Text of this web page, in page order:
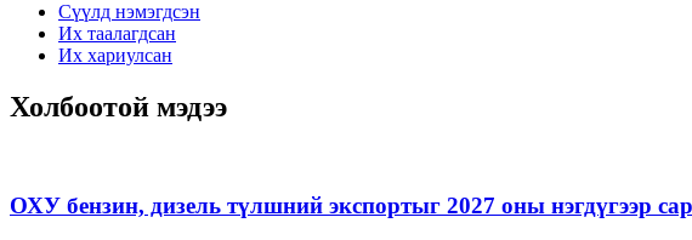
Сүүлд нэмэгдсэн
Их таалагдсан
Их хариулсан
Холбоотой мэдээ
ОХУ бензин, дизель түлшний экспортыг 2027 оны нэгдүгээр